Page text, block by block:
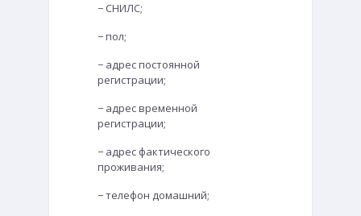
− СНИЛС;
− пол;
− адрес постоянной
регистрации;
− адрес временной
регистрации;
− адрес фактического
проживания;
− телефон домашний;